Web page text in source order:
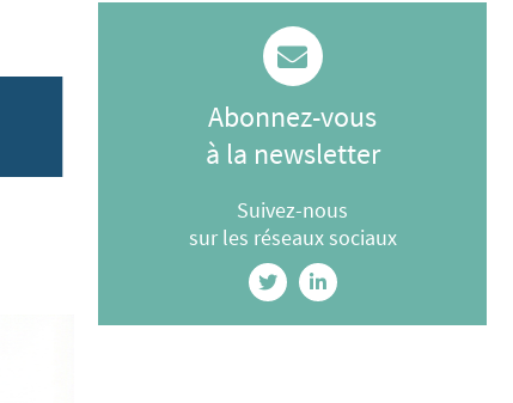
Abonnez-vous
à la newsletter
Suivez-nous
sur les réseaux sociaux